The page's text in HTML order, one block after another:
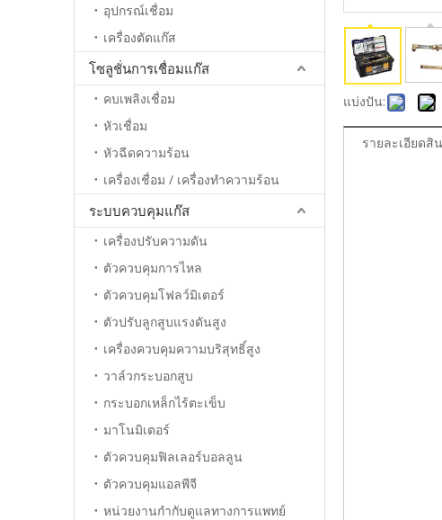
อุปกรณ์เชื่อม
เครื่องตัดแก๊ส
โซลูชั่นการเชื่อมแก๊ส
คบเพลิงเชื่อม
หัวเชื่อม
หัวฉีดความร้อน
เครื่องเชื่อม / เครื่องทำความร้อน
ระบบควบคุมแก๊ส
เครื่องปรับความดัน
ตัวควบคุมการไหล
ตัวควบคุมโฟลว์มิเตอร์
ตัวปรับลูกสูบแรงดันสูง
เครื่องควบคุมความบริสุทธิ์สูง
วาล์วกระบอกสูบ
กระบอกเหล็กไร้ตะเข็บ
มาโนมิเตอร์
ตัวควบคุมฟิลเลอร์บอลลูน
ตัวควบคุมแอลพีจี
หน่วยงานกำกับดูแลทางการแพทย์
แบ่งปัน:
รายละเอียดสิ